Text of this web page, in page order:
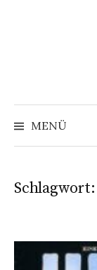
MENÜ
Schlagwort: